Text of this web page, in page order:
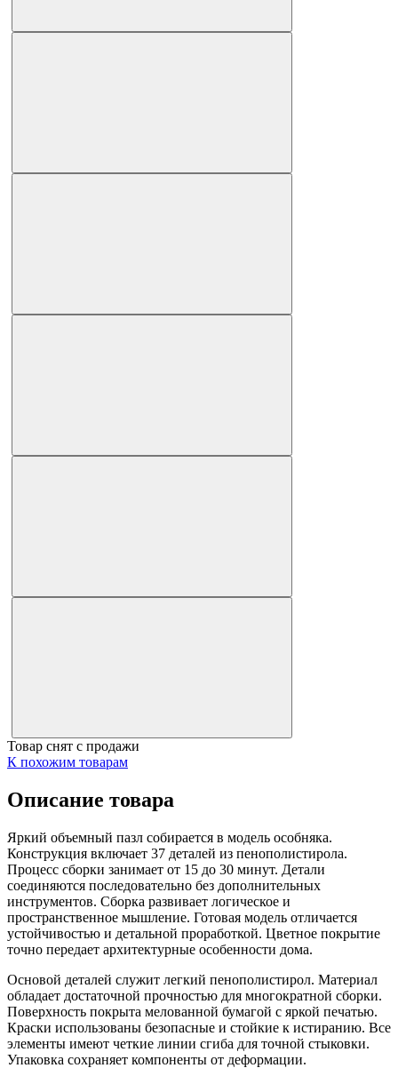
Товар снят с продажи
К похожим товарам
Описание товара
Яркий объемный пазл собирается в модель особняка.
Конструкция включает 37 деталей из пенополистирола.
Процесс сборки занимает от 15 до 30 минут. Детали
соединяются последовательно без дополнительных
инструментов. Сборка развивает логическое и
пространственное мышление. Готовая модель отличается
устойчивостью и детальной проработкой. Цветное покрытие
точно передает архитектурные особенности дома.
Основой деталей служит легкий пенополистирол. Материал
обладает достаточной прочностью для многократной сборки.
Поверхность покрыта мелованной бумагой с яркой печатью.
Краски использованы безопасные и стойкие к истиранию. Все
элементы имеют четкие линии сгиба для точной стыковки.
Упаковка сохраняет компоненты от деформации.